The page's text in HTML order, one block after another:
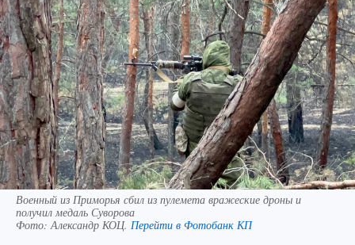
Военный из Приморья сбил из пулемета вражеские дроны и
получил медаль Суворова
Фото:Александр КОЦ. Перейти в Фотобанк КП